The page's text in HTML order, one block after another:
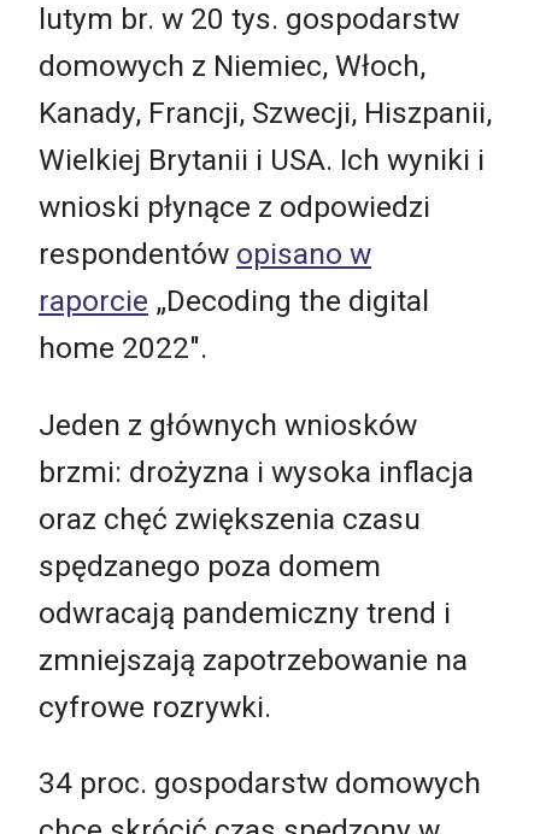
lutym br. w 20 tys. gospodarstw
domowych z Niemiec, Włoch,
Kanady, Francji, Szwecji, Hiszpanii,
Wielkiej Brytanii i USA. Ich wyniki i
wnioski płynące z odpowiedzi
respondentów opisano w
raporcie „Decoding the digital
home 2022".
Jeden z głównych wniosków
brzmi: drożyzna i wysoka inflacja
oraz chęć zwiększenia czasu
spędzanego poza domem
odwracają pandemiczny trend i
zmniejszają zapotrzebowanie na
cyfrowe rozrywki.
34 proc. gospodarstw domowych